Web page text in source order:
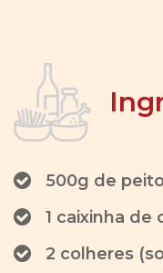
500g de
1 caixinha de
2 colheres